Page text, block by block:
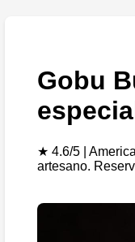
Gobu
★ 4.6/5 |
artesano.